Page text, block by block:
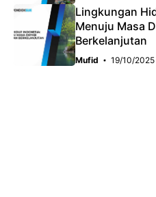
Lingkungan
Menuju Masa
Berkelanjutan
Mufid 19/10/2025